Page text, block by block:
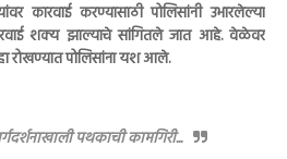
कारवाई करण्यासाठी पोलिसांनी उभारलेल्या
शक्य झाल्याचे सांगितले जात आहे. वेळेवर
रोखण्यात पोलिसांना यश आले.
पथकाची कामगिरी...